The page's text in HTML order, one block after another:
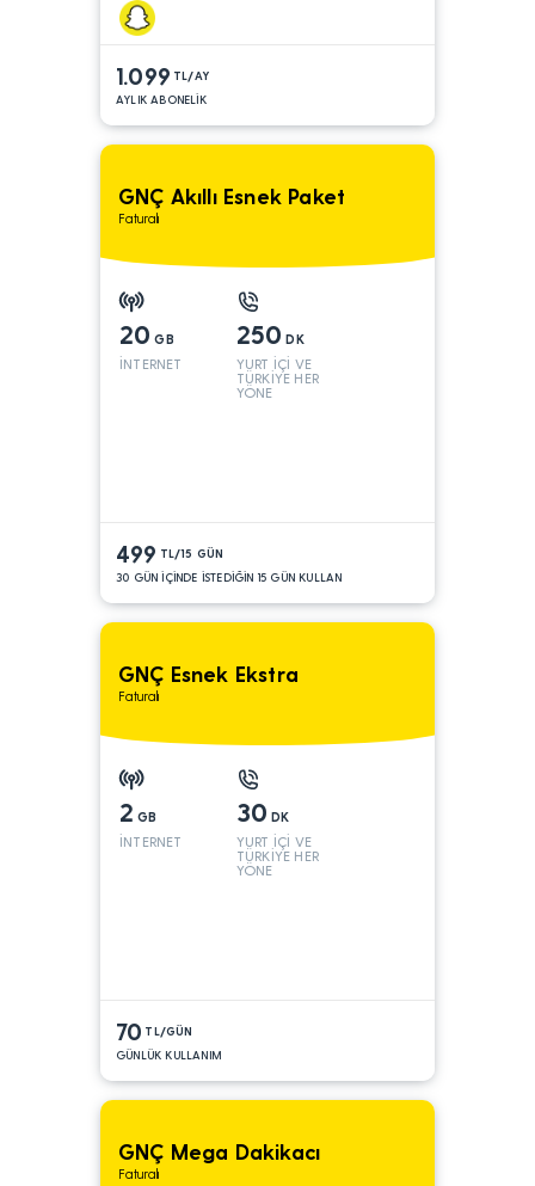
1.099 TL/AY
AYLIK ABONELİK
GNÇ Akıllı Esnek Paket
Faturalı
20 GB
İNTERNET
250 DK
YURT İÇİ VE
TÜRKİYE HER
YÖNE
499 TL/15 GÜN
30 GÜN İÇİNDE İSTEDİĞİN 15 GÜN KULLAN
GNÇ Esnek Ekstra
Faturalı
2 GB
İNTERNET
30 DK
YURT İÇİ VE
TÜRKİYE HER
YÖNE
70 TL/GÜN
GÜNLÜK KULLANIM
GNÇ Mega Dakikacı
Faturalı